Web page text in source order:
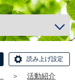
読み上げ設定
＞
活動紹介